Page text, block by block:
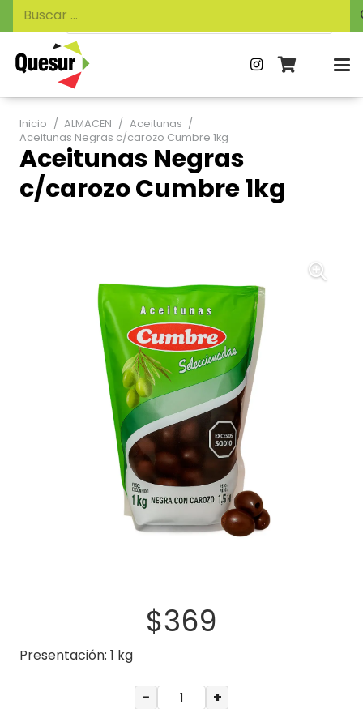
de
productos
Buscar:
Inicio / ALMACEN / Aceitunas /
Aceitunas Negras c/carozo Cumbre 1kg
Aceitunas Negras
c/carozo Cumbre 1kg
$369
Presentación: 1 kg
− +